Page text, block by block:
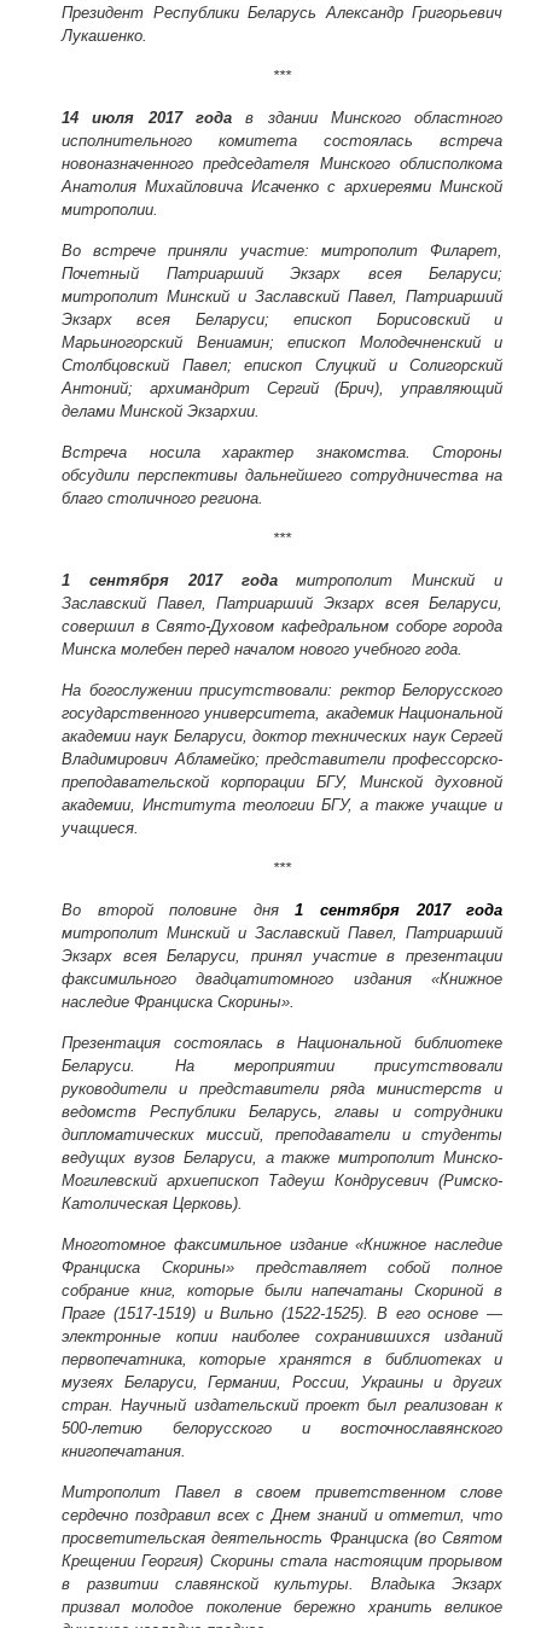
Президент Республики Беларусь Александр Григорьевич
Лукашенко.
***
14 июля 2017 годав здании Минского областного
исполнительного комитета состоялась встреча
новоназначенного председателя Минского облисполкома
Анатолия Михайловича Исаченко с архиереями Минской
митрополии.
Во встрече приняли участие: митрополит Филарет,
Почетный Патриарший Экзарх всея Беларуси;
митрополит Минский и Заславский Павел, Патриарший
Экзарх всея Беларуси; епископ Борисовский и
Марьиногорский Вениамин; епископ Молодечненский и
Столбцовский Павел; епископ Слуцкий и Солигорский
Антоний; архимандрит Сергий (Брич), управляющий
делами Минской Экзархии.
Встреча носила характер знакомства. Стороны
обсудили перспективы дальнейшего сотрудничества на
благо столичного региона.
***
1 сентября 2017 годамитрополит Минский и
Заславский Павел, Патриарший Экзарх всея Беларуси,
совершил в Свято-Духовом кафедральном соборе города
Минска молебен перед началом нового учебного года.
На богослужении присутствовали: ректор Белорусского
государственного университета, академик Национальной
академии наук Беларуси, доктор технических наук Сергей
Владимирович Абламейко; представители профессорско-
преподавательской корпорации БГУ, Минской духовной
академии, Института теологии БГУ, а также учащие и
учащиеся.
***
Во второй половине дня1 сентября 2017 года
митрополит Минский и Заславский Павел, Патриарший
Экзарх всея Беларуси, принял участие в презентации
факсимильного двадцатитомного издания «Книжное
наследие Франциска Скорины».
Презентация состоялась в Национальной библиотеке
Беларуси. На мероприятии присутствовали
руководители и представители ряда министерств и
ведомств Республики Беларусь, главы и сотрудники
дипломатических миссий, преподаватели и студенты
ведущих вузов Беларуси, а также митрополит Минско-
Могилевский архиепископ Тадеуш Кондрусевич (Римско-
Католическая Церковь).
Многотомное факсимильное издание «Книжное наследие
Франциска Скорины» представляет собой полное
собрание книг, которые были напечатаны Скориной в
Праге (1517-1519) и Вильно (1522-1525). В его основе —
электронные копии наиболее сохранившихся изданий
первопечатника, которые хранятся в библиотеках и
музеях Беларуси, Германии, России, Украины и других
стран. Научный издательский проект был реализован к
500-летию белорусского и восточнославянского
книгопечатания.
Митрополит Павел в своем приветственном слове
сердечно поздравил всех с Днем знаний и отметил, что
просветительская деятельность Франциска (во Святом
Крещении Георгия) Скорины стала настоящим прорывом
в развитии славянской культуры. Владыка Экзарх
призвал молодое поколение бережно хранить великое